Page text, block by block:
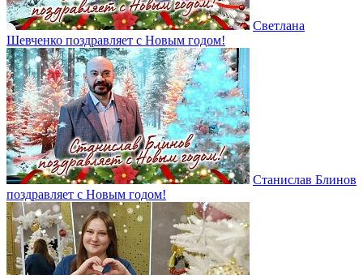
Светлана
Шевченко поздравляет с Новым годом!
Станислав Блинов
поздравляет с Новым годом!